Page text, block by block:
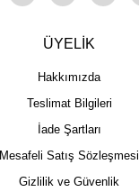
ÜYELİK
Hakkımızda
Teslimat Bilgileri
İade Şartları
Mesafeli Satış Sözleşmesi
Gizlilik ve Güvenlik